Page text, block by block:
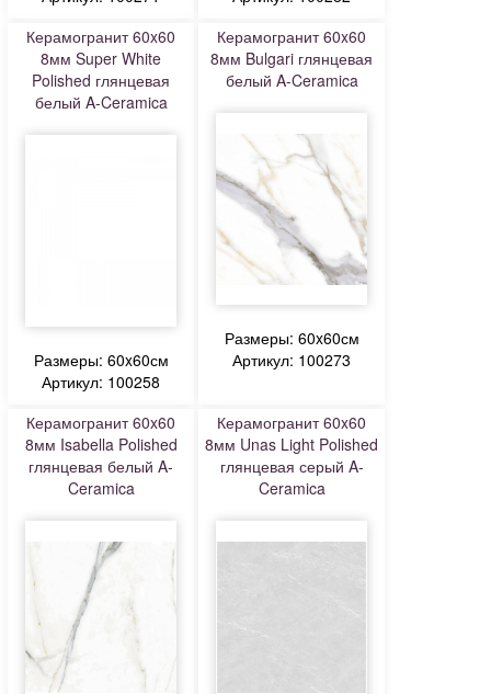
Керамогранит 60x60
8мм Super White
Polished глянцевая
белый A-Ceramica
Размеры: 60x60см
Артикул: 100258
Керамогранит 60x60
8мм Bulgari глянцевая
белый A-Ceramica
Размеры: 60x60см
Артикул: 100273
Керамогранит 60x60
8мм Isabella Polished
глянцевая белый A-
Ceramica
Керамогранит 60x60
8мм Unas Light Polished
глянцевая серый A-
Ceramica